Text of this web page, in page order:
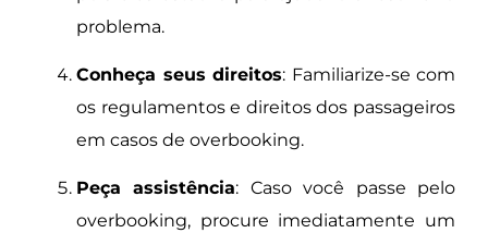
problema.
Conheça seus direitos: Familiarize-se com
os regulamentos e direitos dos passageiros
em casos de overbooking.
Peça assistência: Caso você passe pelo
overbooking, procure imediatamente um